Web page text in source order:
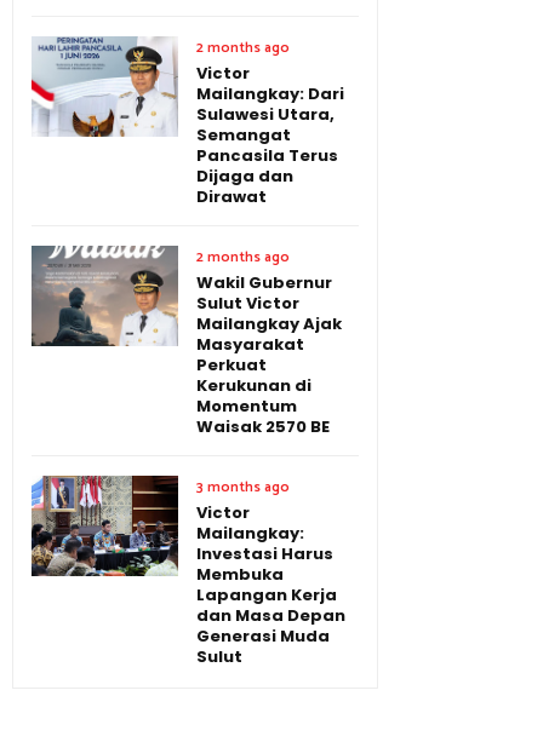
2 months ago
Victor
Mailangkay: Dari
Sulawesi Utara,
Semangat
Pancasila Terus
Dijaga dan
Dirawat
2 months ago
Wakil Gubernur
Sulut Victor
Mailangkay Ajak
Masyarakat
Perkuat
Kerukunan di
Momentum
Waisak 2570 BE
3 months ago
Victor
Mailangkay:
Investasi Harus
Membuka
Lapangan Kerja
dan Masa Depan
Generasi Muda
Sulut